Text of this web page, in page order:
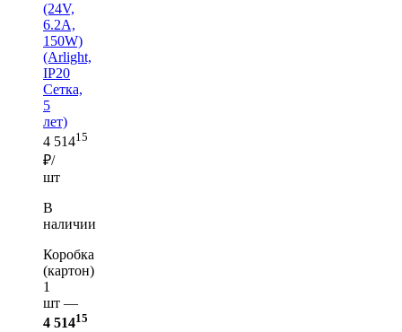
(24V,
6.2A,
150W)
(Arlight,
IP20
Сетка,
5
лет)
4 51415
₽/
шт
В
наличии
Коробка
(картон)
1
шт —
4 51415